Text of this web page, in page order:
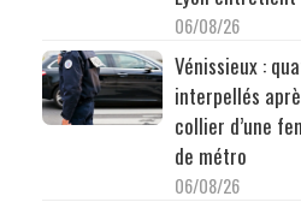
06/08/26
Vénissieux :
interpellés
collier d’une
de métro
06/08/26